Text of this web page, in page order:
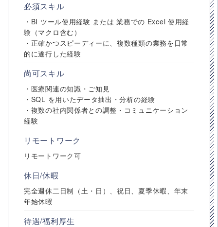
必須スキル
・BI ツール使用経験 または 業務での Excel 使用経
験（マクロ含む）
・正確かつスピーディーに、複数種類の業務を日常
的に遂行した経験
尚可スキル
・医療関連の知識・ご知見
・SQL を用いたデータ抽出・分析の経験
・複数の社内関係者との調整・コミュニケーション
経験
リモートワーク
リモートワーク可
休日/休暇
完全週休二日制（土・日）、祝日、夏季休暇、年末
年始休暇
待遇/福利厚生